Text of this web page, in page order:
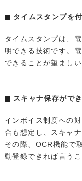
タイムスタンプを
タイムスタンプは、
明できる技術です。
できることが望ましい
スキャナ保存がで
インボイス制度への
合も想定し、スキャ
その際、OCR機能で
動登録できれば言うこ